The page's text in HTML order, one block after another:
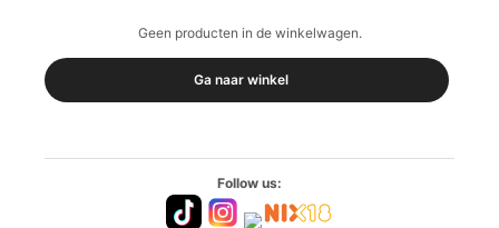
Geen producten in de winkelwagen.
Ga naar winkel
Follow us: